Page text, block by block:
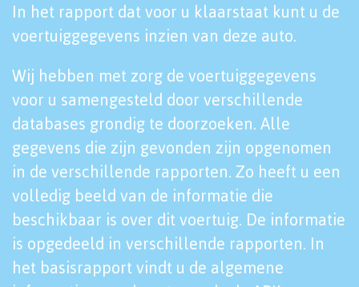
In het rapport dat voor u klaarstaat kunt u de
voertuiggegevens inzien van deze auto.
Wij hebben met zorg de voertuiggegevens
voor u samengesteld door verschillende
databases grondig te doorzoeken. Alle
gegevens die zijn gevonden zijn opgenomen
in de verschillende rapporten. Zo heeft u een
volledig beeld van de informatie die
beschikbaar is over dit voertuig. De informatie
is opgedeeld in verschillende rapporten. In
het basisrapport vindt u de algemene